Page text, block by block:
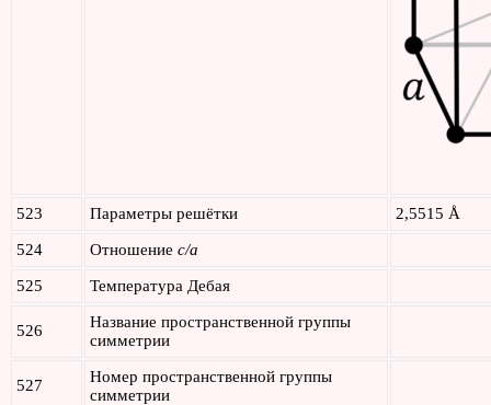
523 Параметры решётки 2,5515 Å
524 Отношение c/a
525 Температура Дебая
526
Название пространственной группы
симметрии
527
Номер пространственной группы
симметрии